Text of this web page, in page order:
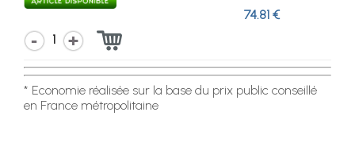
74.81 €
1
* Economie réalisée sur la base du prix public conseillé
en France métropolitaine